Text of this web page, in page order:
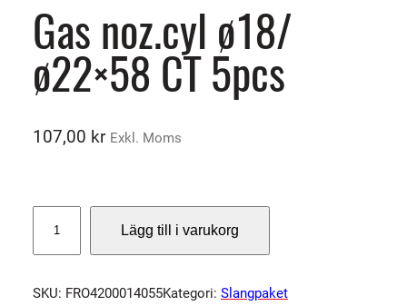
Gas noz.cyl ø18/
ø22×58 CT 5pcs
107,00 kr Exkl. Moms
s
Lägg till i varukorg
SKU: FRO4200014055Kategori: Slangpaket